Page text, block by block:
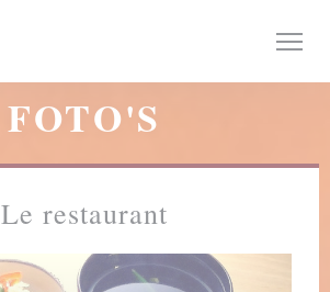
FOTO'S
Le restaurant